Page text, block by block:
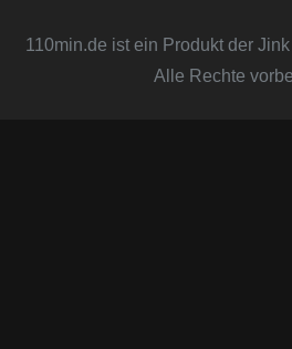
110min.de ist ein Produkt der
Alle Rechte